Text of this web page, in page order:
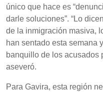
único que hace es
darle soluciones”. “Lo
de la inmigración masiva,
han sentado esta semana
banquillo de los acusados
aseveró.
Para Gavira, esta región